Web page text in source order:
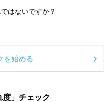
はないですか？
を始める
度」チェック